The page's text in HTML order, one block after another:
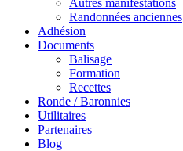
Randonnées anciennes
Adhésion
Documents
Balisage
Formation
Recettes
Ronde / Baronnies
Utilitaires
Partenaires
Blog